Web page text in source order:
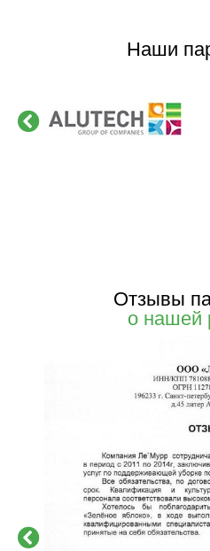
Наши
Отзывы
о нашей